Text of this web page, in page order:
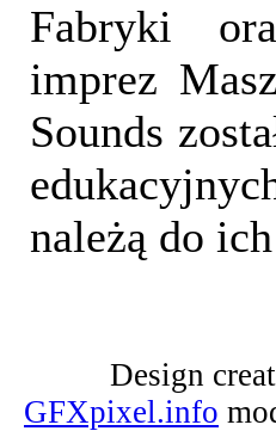
Fabryki
imprez
Sounds
należą do
Design
GFXpixel.info